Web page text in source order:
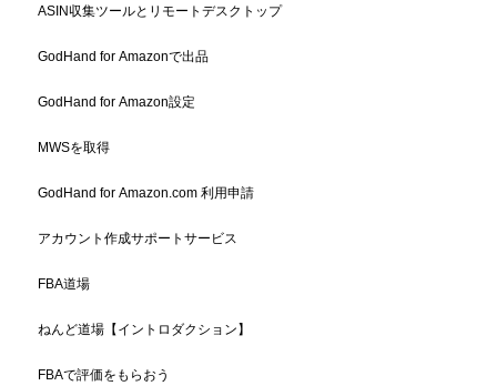
ASIN収集ツールとリモートデスクトップ
GodHand for Amazonで出品
GodHand for Amazon設定
MWSを取得
GodHand for Amazon.com 利用申請
アカウント作成サポートサービス
FBA道場
ねんど道場【イントロダクション】
FBAで評価をもらおう